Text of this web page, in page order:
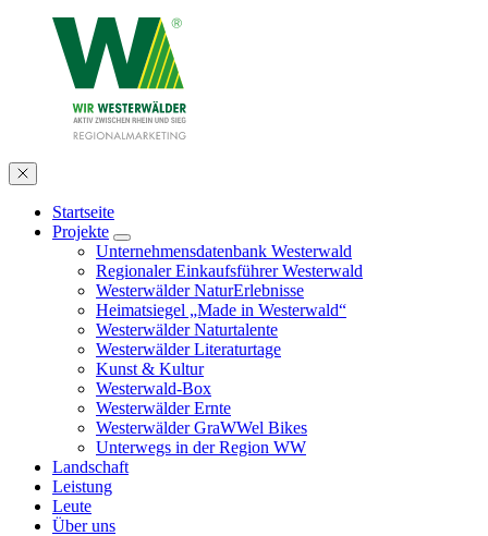
Startseite
Projekte
Unternehmensdatenbank Westerwald
Regionaler Einkaufsführer Westerwald
Westerwälder NaturErlebnisse
Heimatsiegel „Made in Westerwald“
Westerwälder Naturtalente
Westerwälder Literaturtage
Kunst & Kultur
Westerwald-Box
Westerwälder Ernte
Westerwälder GraWWel Bikes
Unterwegs in der Region WW
Landschaft
Leistung
Leute
Über uns